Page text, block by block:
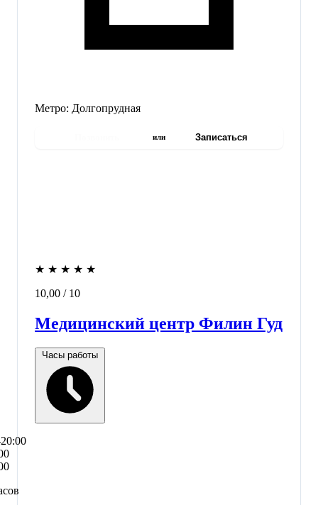
Метро: Долгопрудная
или Записаться
★ ★ ★ ★ ★
10,00 / 10
Медицинский центр Филин Гуд
Часы работы